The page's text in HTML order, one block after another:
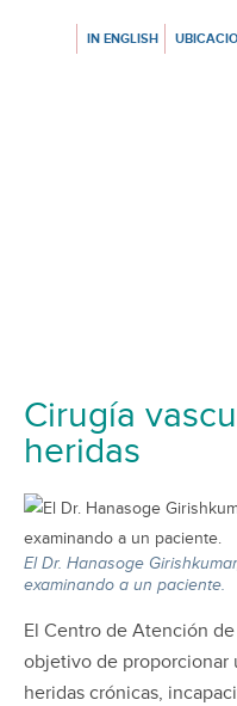
IN ENGLISH
Cirugía
heridas
El Dr. Hanasoge
examinando a un paciente.
El Centro de Atención
objetivo de proporcionar
heridas crónicas,